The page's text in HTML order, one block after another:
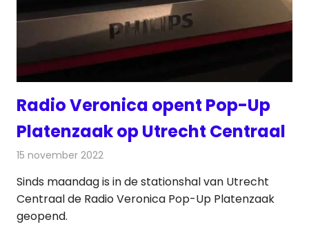
Radio Veronica opent Pop-Up
Platenzaak op Utrecht Centraal
15 november 2022
Sinds maandag is in de stationshal van Utrecht
Centraal de Radio Veronica Pop-Up Platenzaak
geopend.